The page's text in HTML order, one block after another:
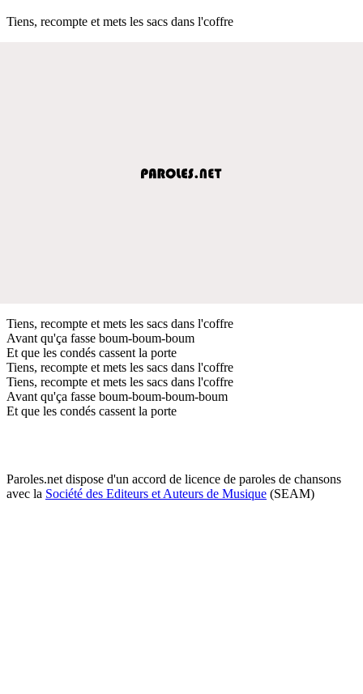
Tiens, recompte et mets les sacs dans l'coffre
Tiens, recompte et mets les sacs dans l'coffre
Avant qu'ça fasse boum-boum-boum
Et que les condés cassent la porte
Tiens, recompte et mets les sacs dans l'coffre
Tiens, recompte et mets les sacs dans l'coffre
Avant qu'ça fasse boum-boum-boum-boum
Et que les condés cassent la porte
Paroles.net dispose d'un accord de licence de paroles de chansons
avec la Société des Editeurs et Auteurs de Musique (SEAM)